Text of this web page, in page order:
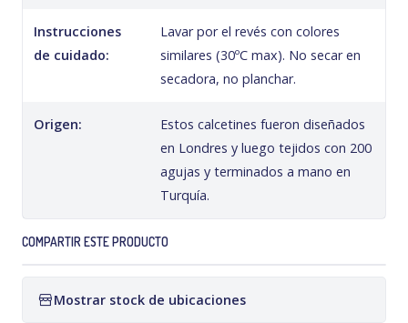
Instrucciones
de cuidado:
Lavar por el revés con colores
similares (30ºC max). No secar en
secadora, no planchar.
Origen:
Estos calcetines fueron diseñados
en Londres y luego tejidos con 200
agujas y terminados a mano en
Turquía.
COMPARTIR ESTE PRODUCTO
Mostrar stock de ubicaciones